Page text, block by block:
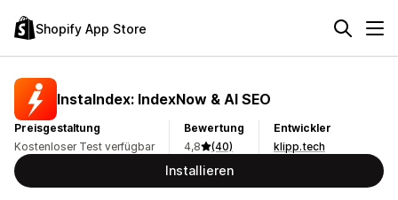
Shopify App Store
InstaIndex: IndexNow & AI SEO
Preisgestaltung
Kostenloser Test verfügbar
Bewertung
4,8
(40)
Entwickler
klipp.tech
Installieren